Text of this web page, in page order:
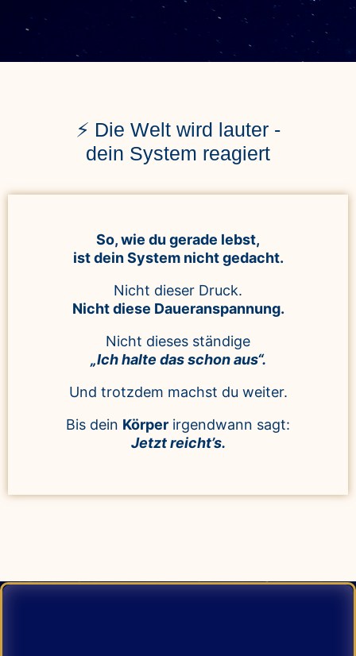
⚡ Die Welt wird lauter -
dein System reagiert
So, wie du gerade lebst,
ist dein System nicht gedacht.
Nicht dieser Druck.
Nicht diese Daueranspannung.
Nicht dieses ständige
„Ich halte das schon aus“.
Und trotzdem machst du weiter.
Bis dein Körper irgendwann sagt:
Jetzt reicht’s.